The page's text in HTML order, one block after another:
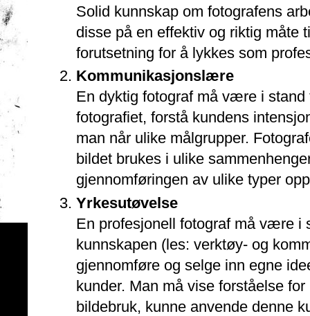
Solid kunnskap om fotografens
disse på en effektiv og riktig måte
forutsetning for å lykkes som
Kommunikasjonslære
En dyktig fotograf må være i
fotografiet, forstå kundens
man når ulike målgrupper.
bildet brukes i ulike
gjennomføringen av ulike typer
Yrkesutøvelse
En profesjonell fotograf må være i
kunnskapen (les: verktøy- og
gjennomføre og selge inn egne
kunder. Man må vise forståelse
bildebruk, kunne anvende denne